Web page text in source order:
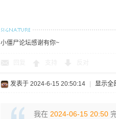
小僵尸论坛感谢有你~
发表于 2024-6-15 20:50:14 显示全
我在 2024-06-15 20:50